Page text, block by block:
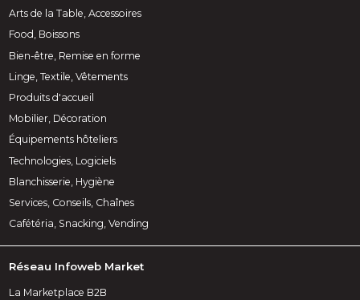
Arts de la Table, Accessoires
Food, Boissons
Bien-être, Remise en forme
Linge, Textile, Vêtements
Produits d'accueil
Mobilier, Décoration
Équipements hôteliers
Technologies, Logiciels
Blanchisserie, Hygiène
Services, Conseils, Chaînes
Cafétéria, Snacking, Vending
Réseau Infoweb Market
La Marketplace B2B